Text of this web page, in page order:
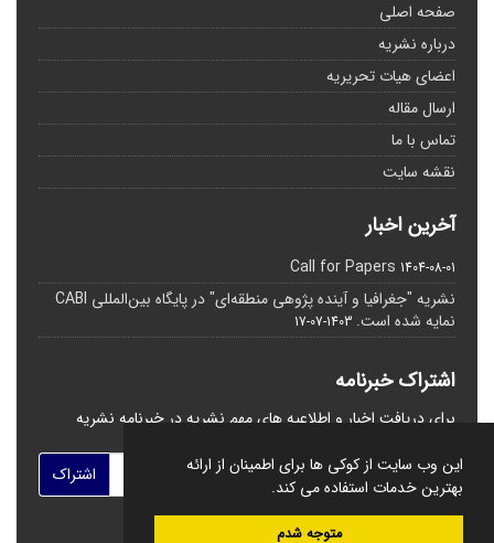
این وب سایت از کوکی ها برای اطمینان از ارائه
بهترین خدمات استفاده می کند.
متوجه شدم
صفحه اصلی
درباره نشریه
اعضای هیات تحریریه
ارسال مقاله
تماس با ما
نقشه سایت
آخرین اخبار
Call for Papers 1404-08-01
نشریه "جغرافیا و آینده پژوهی منطقه‌ای" در پایگاه بین‌المللی CABI
نمایه شده است. 1403-07-17
اشتراک خبرنامه
برای دریافت اخبار و اطلاعیه های مهم نشریه در خبرنامه نشریه
اشتراک